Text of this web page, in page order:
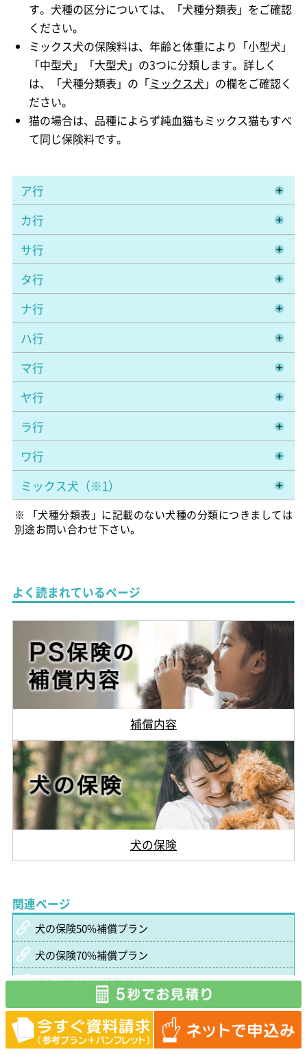
す。犬種の区分については、「犬種分類表」をご確認
ください。
ミックス犬の保険料は、年齢と体重により「小型犬」
「中型犬」「大型犬」の3つに分類します。詳しく
は、「犬種分類表」の「ミックス犬 」の欄をご確認く
ださい。
猫の場合は、品種によらず純血猫もミックス猫もすべ
て同じ保険料です。
ア行
カ行
サ行
タ行
ナ行
ハ行
マ行
ヤ行
ラ行
ワ行
ミックス犬（※1）
※ 「犬種分類表」に記載のない犬種の分類につきましては
別途お問い合わせ下さい。
よく読まれているページ
補償内容
犬の保険
関連ページ
犬の保険50%補償プラン
犬の保険70%補償プラン
犬の保険100%補償プラン